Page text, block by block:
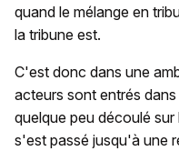
quand le mélange en
la tribune est.
C'est donc dans une
acteurs sont entrés
quelque peu découlé
s'est passé jusqu'à une